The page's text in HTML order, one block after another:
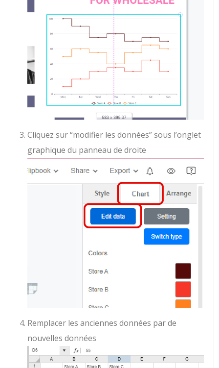
Cliquez sur “modifier les données” sous l’onglet
graphique du panneau de droite
Remplacer les anciennes données par de
nouvelles données